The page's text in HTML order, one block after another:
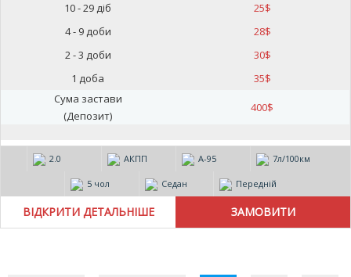
10 - 29 діб
25$
4 - 9 доби
28$
2 - 3 доби
30$
1 доба
35$
Сума застави
(Депозит)
400$
2.0 АКПП А-95 7л/100км
5 чол Седан Передній
ВІДКРИТИ ДЕТАЛЬНІШЕ